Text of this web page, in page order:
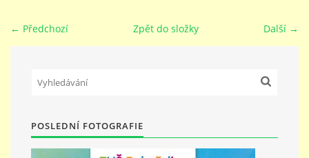
PŘÍMĚSTSKÝ TÁBOR
MISS VÝTVARNÝ MODEL
ZAMĚSTNÁNÍ
← Předchozí Další →
Zpět do složky
POSLEDNÍ FOTOGRAFIE